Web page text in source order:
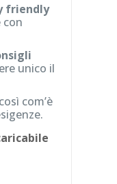
friendly
con
unico il
com’è